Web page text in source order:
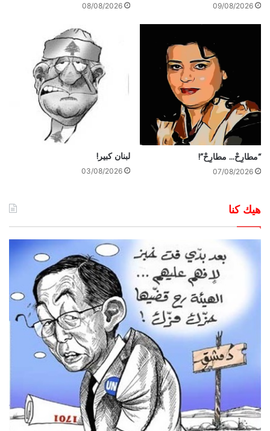
09/08/2026
08/08/2026
“مطارِحْ… مطارِحْ”!
07/08/2026
لبنان كبير!
03/08/2026
هيك كنا